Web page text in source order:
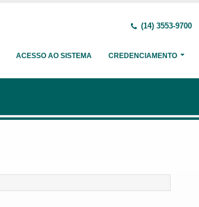
(14) 3553-9700
ACESSO AO SISTEMA CREDENCIAMENTO